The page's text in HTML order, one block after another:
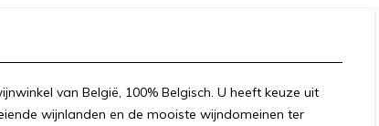
van België, 100% Belgisch. U heeft keuze uit
wijnlanden en de mooiste wijndomeinen ter